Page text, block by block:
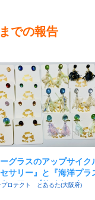
での報告
ーグラスのアップサイク
サリー』と『海洋プラ
のアップサイクルキー
ロテクト とあるた(大阪府)